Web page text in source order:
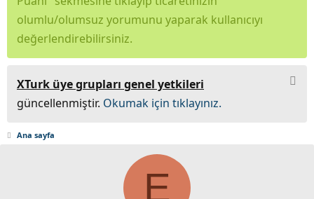
olumlu/olumsuz yorumunu yaparak kullanıcıyı
değerlendirebilirsiniz.
XTurk üye grupları genel yetkileri
güncellenmiştir. Okumak için tıklayınız.
Ana sayfa
E